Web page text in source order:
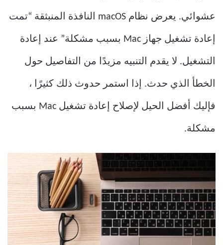
عشوائي. يعرض نظام macOS النافذة المنبثقة “تمت
إعادة تشغيل جهاز Mac بسبب مشكلة” عند إعادة
التشغيل. لا يقدم التنبيه مزيدًا من التفاصيل حول
الخطأ الذي حدث. إذا استمر حدوث ذلك كثيرًا ،
فإليك أفضل الحيل لإصلاح إعادة تشغيل Mac بسبب
مشكلة.